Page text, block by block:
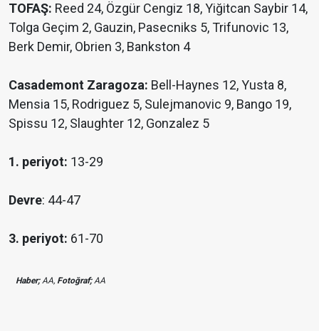
TOFAŞ: Reed 24, Özgür Cengiz 18, Yiğitcan Saybir 14,
Tolga Geçim 2, Gauzin, Pasecniks 5, Trifunovic 13,
Berk Demir, Obrien 3, Bankston 4
Casademont Zaragoza: Bell-Haynes 12, Yusta 8,
Mensia 15, Rodriguez 5, Sulejmanovic 9, Bango 19,
Spissu 12, Slaughter 12, Gonzalez 5
1. periyot: 13-29
Devre: 44-47
3. periyot: 61-70
Haber;AA, Fotoğraf;AA